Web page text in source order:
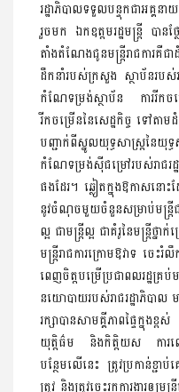
រដ្ឋាភិបាលទទួលបន្ទុកជាអគ្គនា
រួចមក ឯកឧត្ដមរដ្ឋមន្ត្រី បាន
តាំងតំណែងជូនមន្ត្រីរាជការគឺ
ដឹកនាំរបស់ក្រសួង ស្ថាប័នរបស់រ
កំណែទម្រង់ស្ថាប័ន ការរីកចម្រ
រីកចម្រើននៃសេដ្ឋកិច្ច ទៅតា
បញ្ជាក់ពីស្នូលយុទ្ធសាស្ត្រនៃយុ
កំណែទម្រង់ស៊ីជម្រៅរបស់រា
ផងដែរ។ ឆ្លៀតក្នុងឱកាសនោះ
នូវចំណុចមួយចំនួនសម្រាប់មន្ត្រីជ
ល្អ ជាមន្ត្រីល្អ ជាគំរូនៃមន្ត្រីថ្
មន្ត្រីរាជការក្រោមឱវាទ ចេ
ពេញចិត្តបម្រើប្រជាពលរដ្ឋគ្រ
នយោបាយរបស់រាជរដ្ឋាភិបាល
រក្សាបានសាមគ្គីភាពផ្ទៃក្នុ
យុត្តិធ៌ម និងកិត្តិយស ការលើ
បន្ថែមលើនេះ ត្រូវប្រកាន់ខ្
ត្រូវ និងត្រូវចេះរកការងារឲ្យម